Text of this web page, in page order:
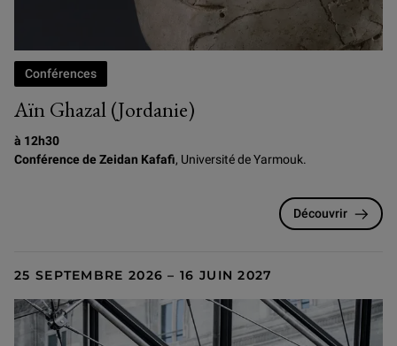
Aïn Ghazal (Jordanie)
Conférences
à 12h30
Conférence de Zeidan Kafafi, Université de Yarmouk.
Découvrir
25 SEPTEMBRE 2026 – 16 JUIN 2027